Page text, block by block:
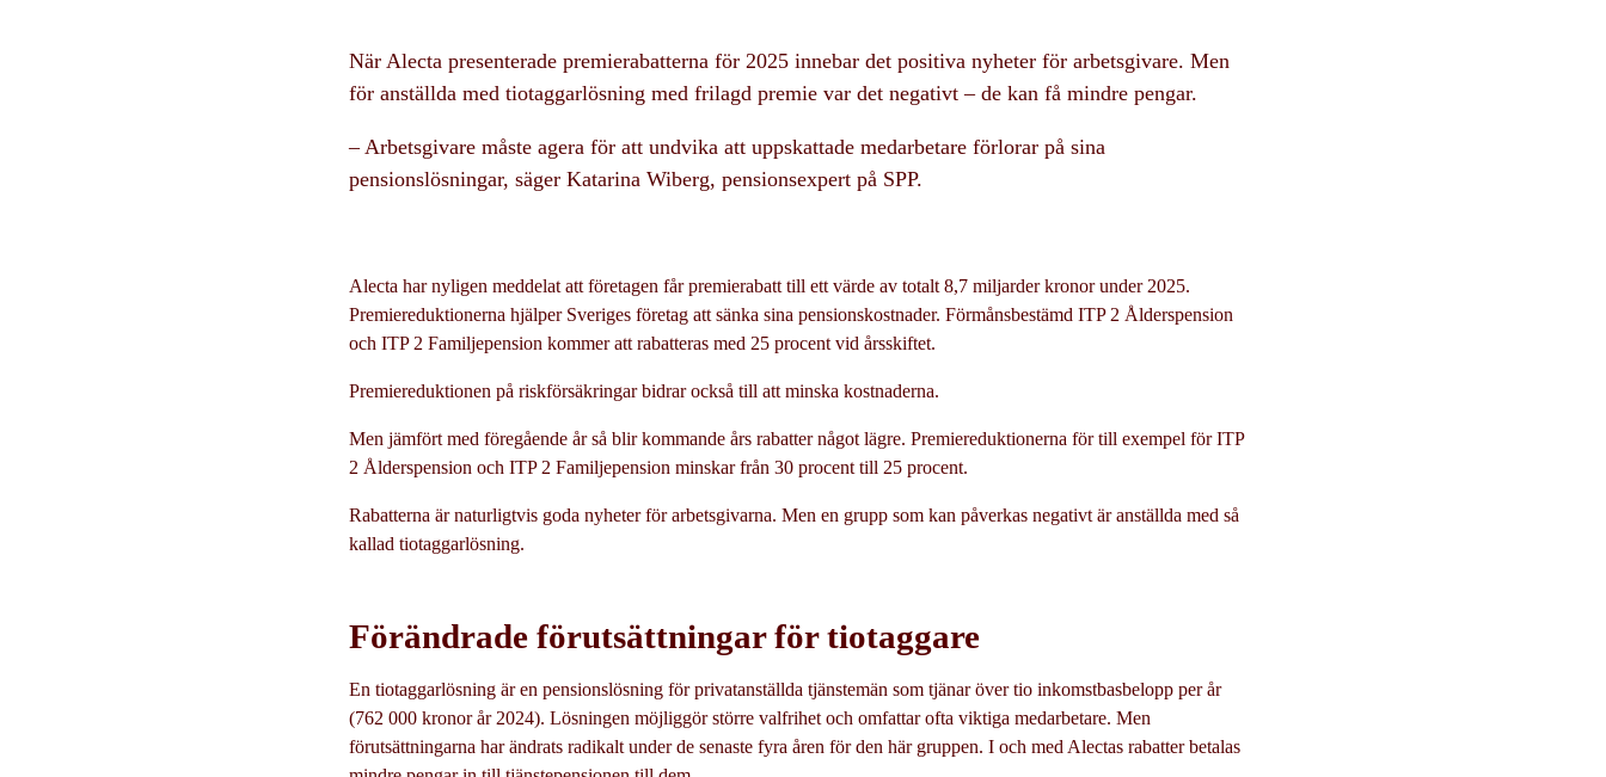
När Alecta presenterade premierabatterna för 2025 innebar det positiva nyheter för arbetsgivare. Men
för anställda med tiotaggarlösning med frilagd premie var det negativt – de kan få mindre pengar.
– Arbetsgivare måste agera för att undvika att uppskattade medarbetare förlorar på sina
pensionslösningar, säger Katarina Wiberg, pensionsexpert på SPP.
Alecta har nyligen meddelat att företagen får premierabatt till ett värde av totalt 8,7 miljarder kronor under 2025.
Premiereduktionerna hjälper Sveriges företag att sänka sina pensionskostnader. Förmånsbestämd ITP 2 Ålderspension
och ITP 2 Familjepension kommer att rabatteras med 25 procent vid årsskiftet.
Premiereduktionen på riskförsäkringar bidrar också till att minska kostnaderna.
Men jämfört med föregående år så blir kommande års rabatter något lägre. Premiereduktionerna för till exempel för ITP
2 Ålderspension och ITP 2 Familjepension minskar från 30 procent till 25 procent.
Rabatterna är naturligtvis goda nyheter för arbetsgivarna. Men en grupp som kan påverkas negativt är anställda med så
kallad tiotaggarlösning.
Förändrade förutsättningar för tiotaggare
En tiotaggarlösning är en pensionslösning för privatanställda tjänstemän som tjänar över tio inkomstbasbelopp per år
(762 000 kronor år 2024). Lösningen möjliggör större valfrihet och omfattar ofta viktiga medarbetare. Men
förutsättningarna har ändrats radikalt under de senaste fyra åren för den här gruppen. I och med Alectas rabatter betalas